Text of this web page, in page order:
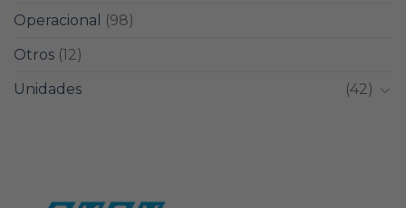
Operacional
(98)
Otros (12)
Unidades
(42)